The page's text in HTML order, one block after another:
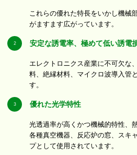
これらの優れた特長をいかし機械
がますます広がっています。
2 安定な誘電率、極めて低い誘電
エレクトロニクス産業に不可欠な
料、絶縁材料、マイクロ波導入管
す。
3 優れた光学特性
光透過率が高くかつ機械的特性、
各種真空機器、反応炉の窓、スキ
プとして使用されています。